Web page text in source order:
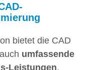
bietet die CAD
umfassende
Leistungen.